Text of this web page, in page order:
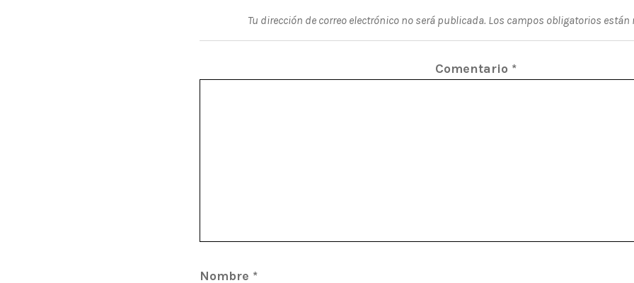
Tu dirección de correo electrónico no será publicada. Los campos obligatorios están
Comentario *
Nombre *